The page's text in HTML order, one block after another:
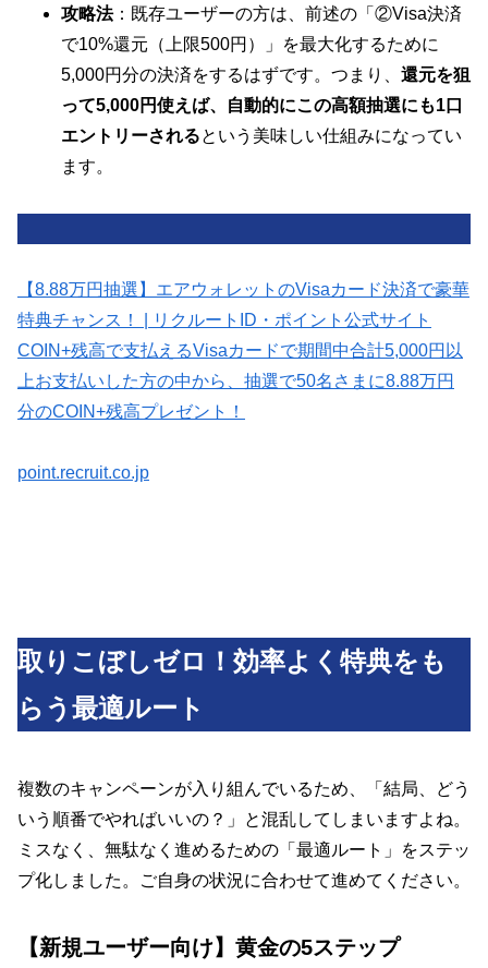
攻略法：既存ユーザーの方は、前述の「②Visa決済
で10%還元（上限500円）」を最大化するために
5,000円分の決済をするはずです。つまり、 還元を狙
って5,000円使えば、自動的にこの高額抽選にも1口
エントリーされるという美味しい仕組みになってい
ます。
【8.88万円抽選】エアウォレットのVisaカード決済で豪華
特典チャンス！ | リクルートID・ポイント公式サイト
COIN+残高で支払えるVisaカードで期間中合計5,000円以
上お支払いした方の中から、抽選で50名さまに8.88万円
分のCOIN+残高プレゼント！
point.recruit.co.jp
取りこぼしゼロ！効率よく特典をも
らう最適ルート
複数のキャンペーンが入り組んでいるため、「結局、どう
いう順番でやればいいの？」と混乱してしまいますよね。
ミスなく、無駄なく進めるための「最適ルート」をステッ
プ化しました。ご自身の状況に合わせて進めてください。
【新規ユーザー向け】黄金の5ステップ